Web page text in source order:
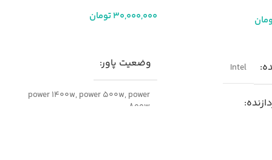
Intel
30,000,000تومان
وضعیت پاور
power 1400w, power 500w, power
800w